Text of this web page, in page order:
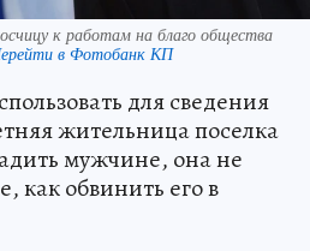
к работам на благо общества
в Фотобанк КП
для сведения
жительница поселка
мужчине, она не
как обвинить его в